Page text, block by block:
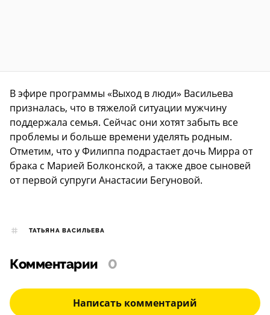
В эфире программы «Выход в люди» Васильева
призналась, что в тяжелой ситуации мужчину
поддержала семья. Сейчас они хотят забыть все
проблемы и больше времени уделять родным.
Отметим, что у Филиппа подрастает дочь Мирра от
брака с Марией Болконской, а также двое сыновей
от первой супруги Анастасии Бегуновой.
ТАТЬЯНА ВАСИЛЬЕВА
Комментарии 0
Написать комментарий